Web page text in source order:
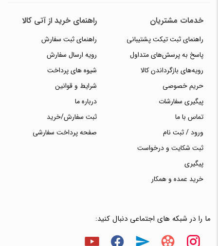
خدمات مشتریان
راهنمای ثبت تیکت پشتیبانی
پاسخ به پرسش‌های متداول
رویه‌های بازگرداندن کالا
حریم خصوصی
پیگیری سفارشات
تماس با ما
ورود / ثبت نام
ثبت شکایت و درخواست
پیگیری
خرید عمده و همکار
راهنمای خرید از آتی کالا
راهنمای ثبت سفارش
رویه ارسال سفارش
شیوه های پرداخت
شرایط و قوانین
درباره ما
ثبت سفارش/خرید
صفحه پرداخت سفارشی
ما را در شبکه های اجتماعی دنبال کنید: